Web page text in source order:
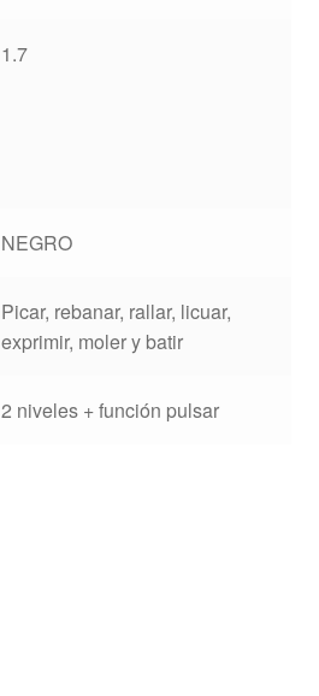
1.7
NEGRO
Picar, rebanar, rallar, licuar,
exprimir, moler y batir
2 niveles + función pulsar